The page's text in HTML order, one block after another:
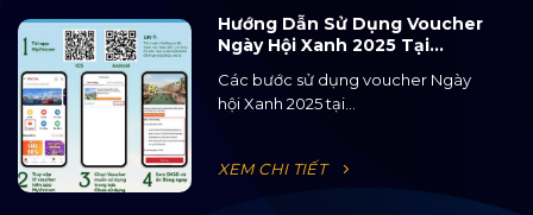
Hướng Dẫn Sử Dụng Voucher
Ngày Hội Xanh 2025 Tại
Các bước sử dụng voucher Ngày
hội Xanh 2025 tại...
XEM CHI TIẾT